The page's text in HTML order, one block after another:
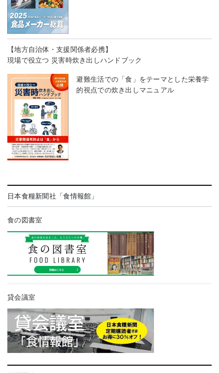
【地方自治体・支援関係者必携】
現場で役立つ 災害時炊き出しハンドブック
避難生活での「食」をテーマとした栄養学
的視点での炊き出しマニュアル
日本食糧新聞社「食情報館」
食の図書室
貸会議室